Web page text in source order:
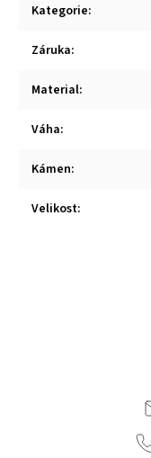
Kategorie:
Záruka:
Material:
Váha:
Kámen:
Velikost: